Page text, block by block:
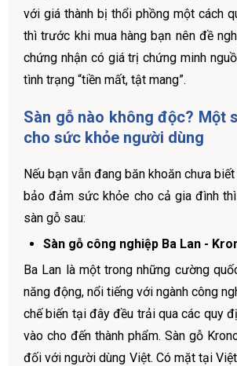
với giá thành bị thổi phồng một cách
thì trước khi mua hàng bạn nên đề
chứng nhận có giá trị chứng minh
tình trạng “tiền mất, tật mang”.
Sàn gỗ nào không độc? Một
cho sức khỏe người dùng
Nếu bạn vẫn đang băn khoăn chưa
bảo đảm sức khỏe cho cả gia đình
sàn gỗ sau:
Sàn gỗ công nghiệp Ba Lan -
Ba Lan là một trong những cường
năng động, nổi tiếng với ngành công
chế biến tại đây đều trải qua các quy
vào cho đến thành phẩm. Sàn gỗ
đối với người dùng Việt. Có mặt tại